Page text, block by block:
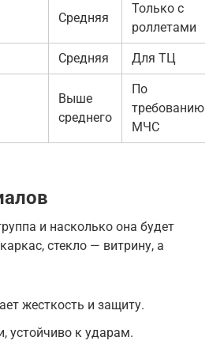
Средняя
Только с
роллетами
Средняя Для ТЦ
Выше
среднего
По
требованию
МЧС
и насколько она будет
стекло — витрину, а
жесткость и защиту.
устойчиво к ударам.